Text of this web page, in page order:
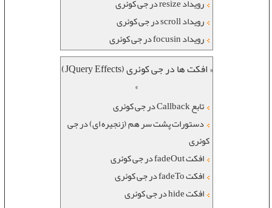
رویداد resize در جی کوئری
رویداد scroll در جی کوئری
رویداد focusin در جی کوئری
« افکت ها در جی کوئری (JQuery Effects)
»
تابع Callback در جی کوئری
دستورات پشت سر هم (زنجیره ای) در جی
کوئری
افکت fadeOut در جی کوئری
افکت fadeTo در جی کوئری
افکت hide در جی کوئری